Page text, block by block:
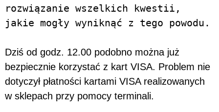
rozwiązanie wszelkich kwestii,
jakie mogły wyniknąć z tego powodu.
Dziś od godz. 12.00 podobno można już
bezpiecznie korzystać z kart VISA. Problem nie
dotyczył płatności kartami VISA realizowanych
w sklepach przy pomocy terminali.